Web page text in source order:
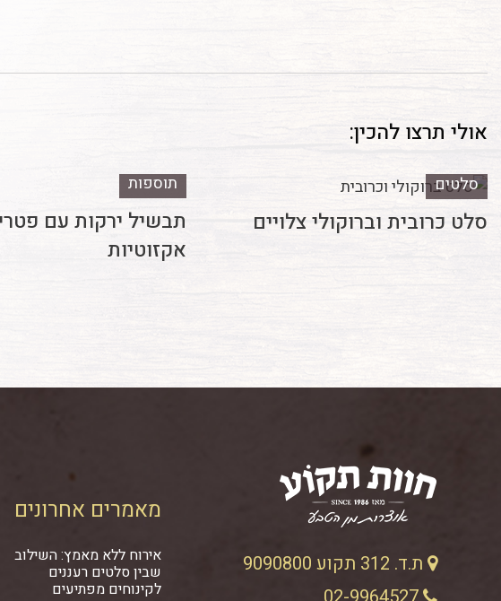
אולי תרצו להכין:
סלטים
סלט כרובית וברוקולי צלויים
תוספות
תבשיל ירקות עם
אקזוטיות
ת.ד. 312 תקוע 9090800
מאמרים אחרונים
אירוח ללא מאמץ: השילוב
שבין סלטים רעננים
לקינוחים מפתיעים